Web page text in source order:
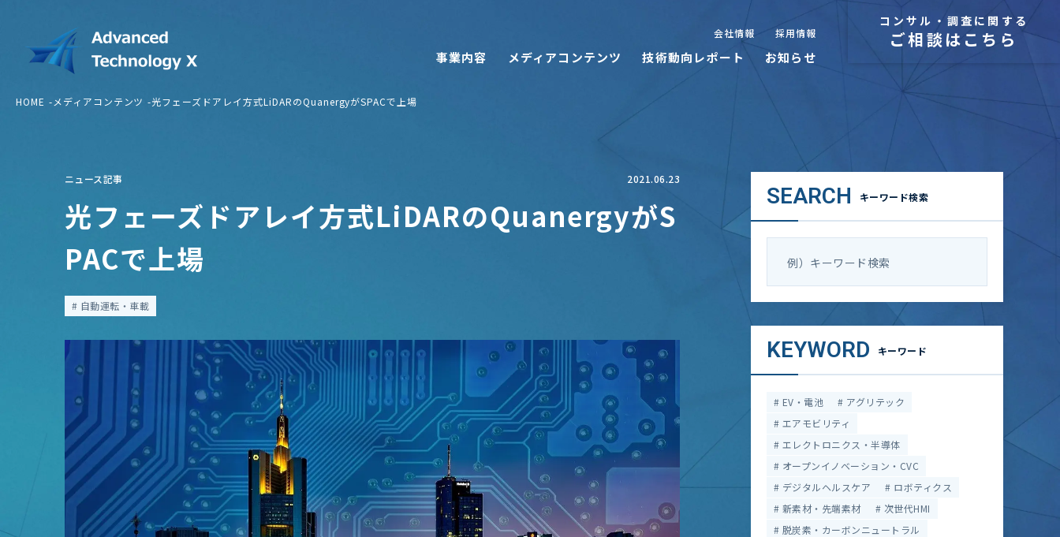
事業内容 メディアコンテンツ 技術動向レポート お知らせ
会社情報 採用情報
コンサル・調査に関する
ご相談はこちら
HOME メディアコンテンツ 光フェーズドアレイ方式LiDARのQuanergyがSPACで上場
ニュース記事 2021.06.23
光フェーズドアレイ方式LiDARのQuanergyがS
PACで上場
自動運転・車載
SEARCH キーワード検索
KEYWORD キーワード
EV・電池
アグリテック
エアモビリティ
エレクトロニクス・半導体
オープンイノベーション・CVC
デジタルヘルスケア
ロボティクス
新素材・先端素材
次世代HMI
脱炭素・カーボンニュートラル